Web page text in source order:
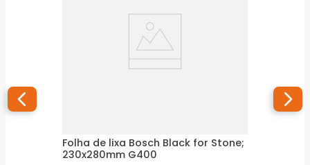
Folha de lixa Bosch Black for Stone;
230x280mm G400